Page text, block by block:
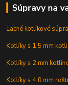
Súpravy na
Lacné kotlíkové
Kotlíky s 1,5 mm
Kotlíky s 2 mm
Kotlíky s 4,0 mm